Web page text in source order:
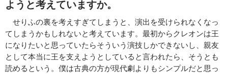
ようと考えていますか。
せりふの裏を考えすぎてしまうと、演出を受けられなくなっ
てしまうかもしれないと考えています。最初からクレオンは王
になりたいと思っていたらそういう演技しかできないし、親友
として本当に王を支えようとしていると言われたら、そうとも
読めるという。僕は古典の方が現代劇よりもシンプルだと思っ